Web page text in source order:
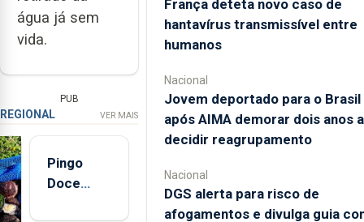
água já sem
vida.
PUB
REGIONAL VER MAIS
Pingo
Doce
França deteta novo caso de
hantavírus transmissível entre
humanos
Nacional
Jovem deportado para o Brasil
após AIMA demorar dois anos a
decidir reagrupamento
Nacional
DGS alerta para risco de
afogamentos e divulga guia